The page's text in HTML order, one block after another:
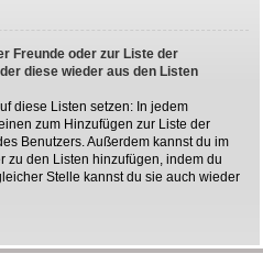
Freunde oder zur Liste der
diese wieder aus den Listen
diese Listen setzen: In jedem
zum Hinzufügen zur Liste der
Benutzers. Außerdem kannst du im
zu den Listen hinzufügen, indem du
Stelle kannst du sie auch wieder